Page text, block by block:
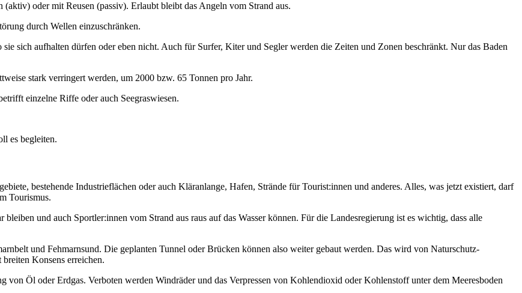
oder mit Reusen (passiv). Erlaubt bleibt das Angeln vom Strand aus.
durch Wellen einzuschränken.
sich aufhalten dürfen oder eben nicht. Auch für Surfer, Kiter und Segler werden die Zeiten und Zonen beschränkt. Nur das Baden
stark verringert werden, um 2000 bzw. 65 Tonnen pro Jahr.
einzelne Riffe oder auch Seegraswiesen.
es begleiten.
bestehende Industrieflächen oder auch Kläranlange, Hafen, Strände für Tourist:innen und anderes. Alles, was jetzt existiert, darf
Tourismus.
und auch Sportler:innen vom Strand aus raus auf das Wasser können. Für die Landesregierung ist es wichtig, dass alle
und Fehmarnsund. Die geplanten Tunnel oder Brücken können also weiter gebaut werden. Das wird von Naturschutz-
Konsens erreichen.
Öl oder Erdgas. Verboten werden Windräder und das Verpressen von Kohlendioxid oder Kohlenstoff unter dem Meeresboden